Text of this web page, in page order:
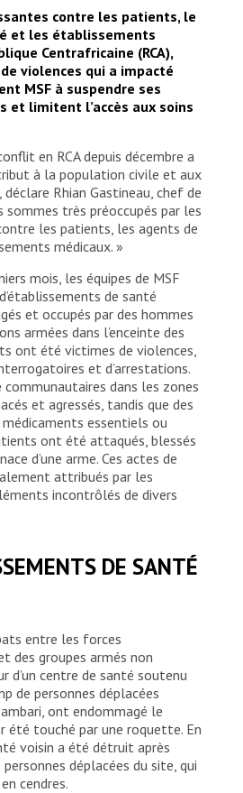
hit her hand, chest and
an important organ.
Collectif Item for MSF
contre les patients, le
et les établissements
Centrafricaine (RCA),
violences qui a impacté
MSF à suspendre ses
et limitent l’accès aux soins
en RCA depuis décembre a
à la population civile et aux
déclare Rhian Gastineau, chef de
sommes très préoccupés par les
les patients, les agents de
médicaux. »
mois, les équipes de MSF
de santé
et occupés par des hommes
armées dans l’enceinte des
ont été victimes de violences,
et d’arrestations.
dans les zones
et agressés, tandis que des
essentiels ou
ont été attaqués, blessés
d’une arme. Ces actes de
attribués par les
incontrôlés de divers
DE SANTÉ
entre les forces
des groupes armés non
d’un centre de santé soutenu
de personnes déplacées
ont endommagé le
été touché par une roquette. En
voisin a été détruit après
déplacées du site, qui
cendres.